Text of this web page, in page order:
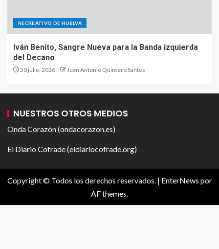
RECREATIVO DE HUELVA
Iván Benito, Sangre Nueva para la Banda izquierda
del Decano
30 julio, 2026 Juan Antonio Quintero Santos
NUESTROS OTROS MEDIOS
Onda Corazón (ondacorazon.es)
El Diario Cofrade (eldiariocofrade.org)
Copyright © Todos los derechos reservados. | EnterNews por
AF themes.